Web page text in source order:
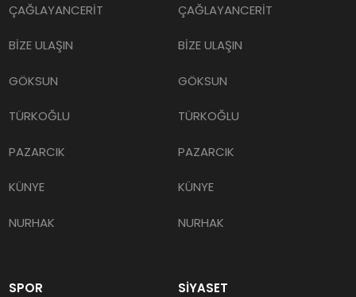
ÇAĞLAYANCERİT
BİZE ULAŞIN
GÖKSUN
TÜRKOĞLU
PAZARCIK
KÜNYE
NURHAK
ÇAĞLAYANCERİT
BİZE ULAŞIN
GÖKSUN
TÜRKOĞLU
PAZARCIK
KÜNYE
NURHAK
SPOR SİYASET